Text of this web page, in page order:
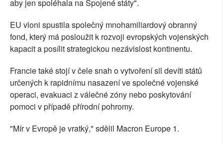
aby jen spoléhala na Spojené státy".
EU vloni spustila společný mnohamiliardový obranný
fond, který má posloužit k rozvoji evropských vojenských
kapacit a posílit strategickou nezávislost kontinentu.
Francie také stojí v čele snah o vytvoření sil devíti států
určených k rapidnímu nasazení ve společné vojenské
operaci, evakuaci z válečné zóny nebo poskytování
pomoci v případě přírodní pohromy.
"Mír v Evropě je vratký," sdělil Macron Europe 1.